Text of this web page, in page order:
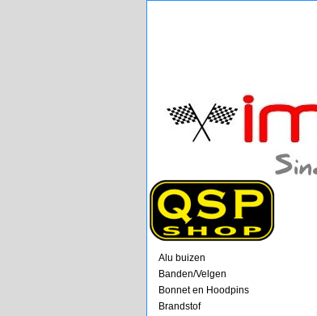
Alu buizen
Banden/Velgen
Bonnet en Hoodpins
Brandstof